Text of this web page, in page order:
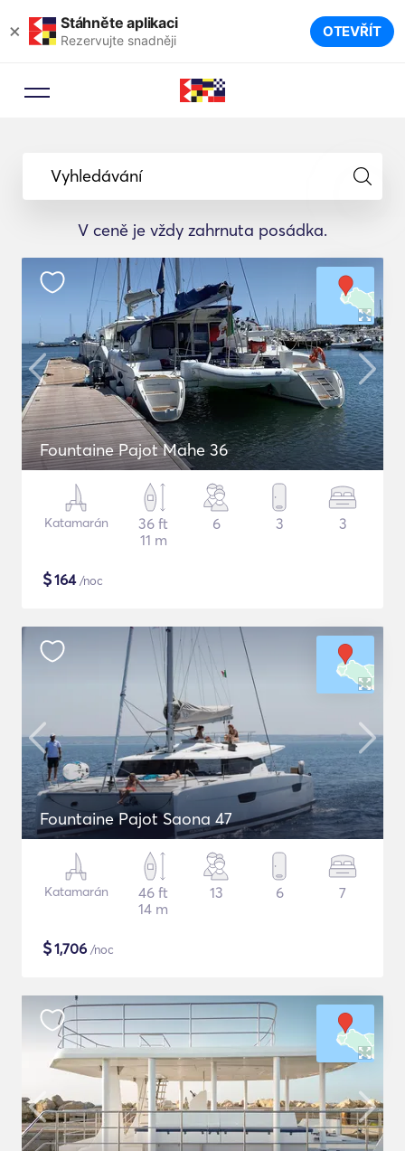
× Stáhněte aplikaci
Rezervujte snadněji OTEVŘÍT
Vyhledávání
V ceně je vždy zahrnuta posádka.
Fountaine Pajot Mahe 36
Katamarán
36 ft
11 m
6 3 3
$164/noc
Fountaine Pajot Saona 47
Katamarán
46 ft
14 m
13 6 7
$1,706 /noc